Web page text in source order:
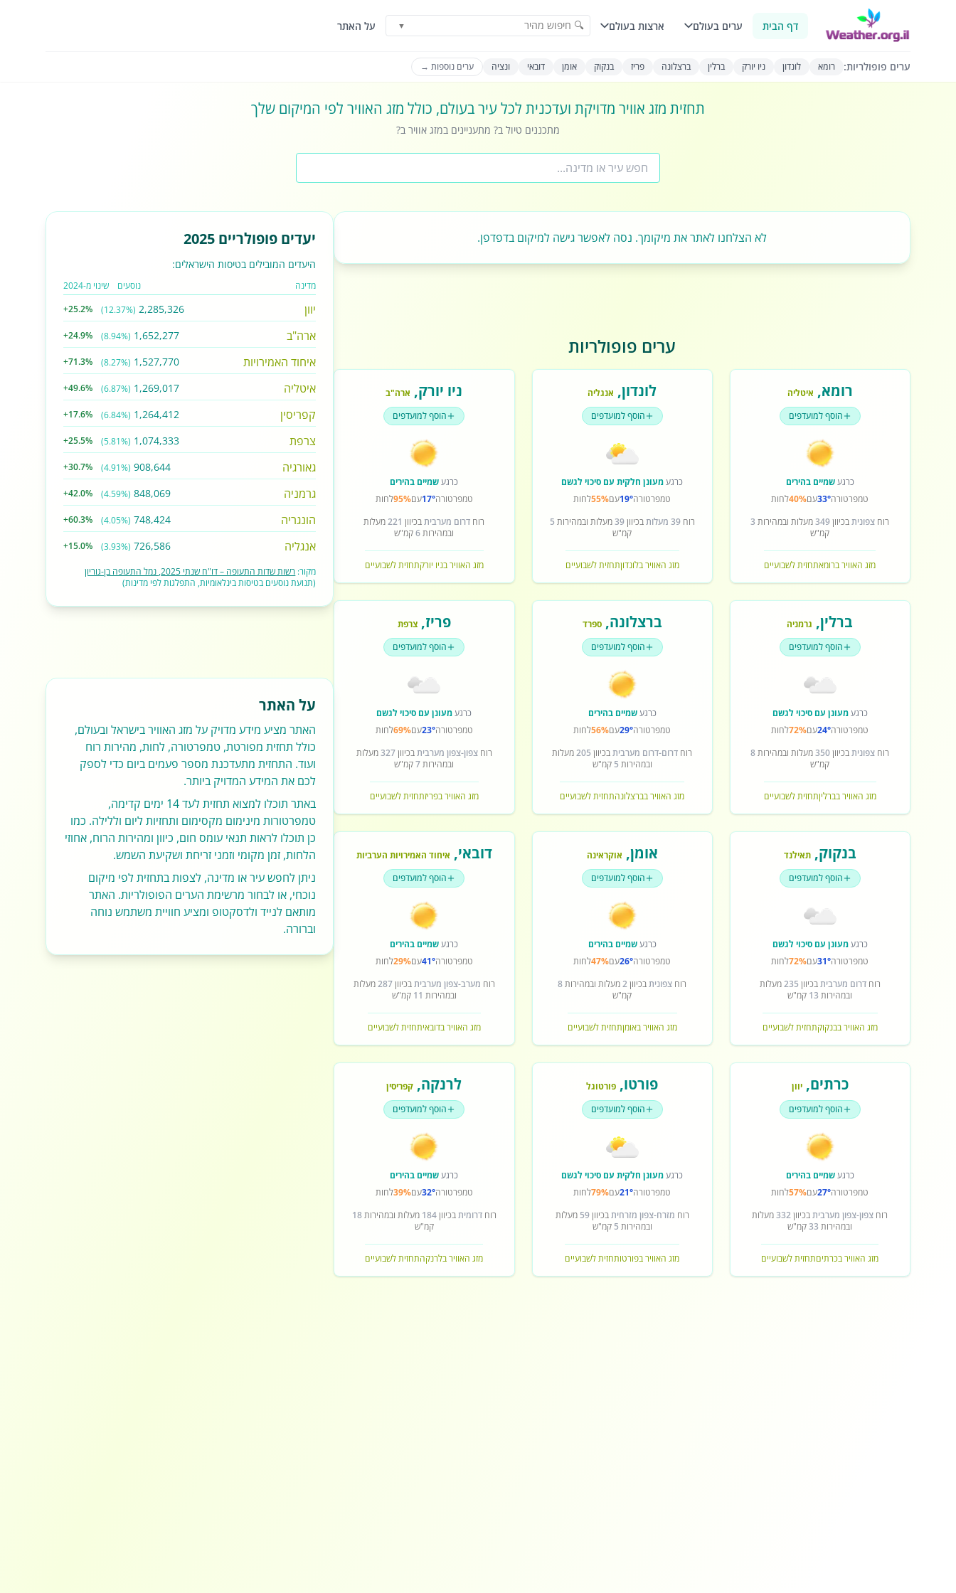
דף הבית ערים בעולם ארצות בעולם 🔍 חיפוש מהיר ▼ על האתר
ערים פופולריות: רומא לונדון ניו יורק ברלין ברצלונה פריז בנקוק אומן דובאי ונציה ערים נוספות →
תחזית מזג אוויר מדויקת ועדכנית לכל עיר בעולם, כולל מזג האוויר לפי המיקום שלך
מתכננים טיול ב? מתעניינים במזג אוויר ב?
לא הצלחנו לאתר את מיקומך. נסה לאפשר גישה למיקום בדפדפן.
ערים פופולריות
רומא, איטליה
הוסף למועדפים
כרגעשמיים בהירים
טמפרטורה33°עם40%לחות
רוח צפוניתבכיוון349מעלות ובמהירות 3
קמ"ש
מזג האוויר ברומאתחזית לשבועיים
לונדון, אנגליה
הוסף למועדפים
כרגעמעונן חלקית עם סיכוי לגשם
טמפרטורה19°עם55%לחות
רוח39 מעלות בכיוון39מעלות ובמהירות 5
קמ"ש
מזג האוויר בלונדוןתחזית לשבועיים
ניו יורק, ארה"ב
הוסף למועדפים
כרגעשמיים בהירים
טמפרטורה17°עם95%לחות
רוח דרום מערביתבכיוון 221מעלות
ובמהירות6קמ"ש
מזג האוויר בניו יורקתחזית לשבועיים
ברלין, גרמניה
הוסף למועדפים
כרגעמעונן עם סיכוי לגשם
טמפרטורה24°עם72%לחות
רוח צפוניתבכיוון350מעלות ובמהירות8
קמ"ש
מזג האוויר בברליןתחזית לשבועיים
ברצלונה,ספרד
הוסף למועדפים
כרגעשמיים בהירים
טמפרטורה29°עם56%לחות
רוח דרום-דרום מערביתבכיוון 205מעלות
ובמהירות 5 קמ"ש
מזג האוויר בברצלונהתחזית לשבועיים
פריז,צרפת
הוסף למועדפים
כרגעמעונן עם סיכוי לגשם
טמפרטורה23°עם69%לחות
רוחצפון-צפון מערביתבכיוון327מעלות
ובמהירות7קמ"ש
מזג האוויר בפריזתחזית לשבועיים
בנקוק,תאילנד
הוסף למועדפים
כרגעמעונן עם סיכוי לגשם
טמפרטורה31°עם72%לחות
רוחדרום מערביתבכיוון 235מעלות
ובמהירות 13 קמ"ש
מזג האוויר בבנקוקתחזית לשבועיים
אומן, אוקראינה
הוסף למועדפים
כרגעשמיים בהירים
טמפרטורה26°עם47%לחות
רוח צפוניתבכיוון2מעלות ובמהירות8
קמ"ש
מזג האוויר באומןתחזית לשבועיים
דובאי, איחוד האמירויות הערביות
הוסף למועדפים
כרגעשמיים בהירים
טמפרטורה41°עם29%לחות
רוח מערב-צפון מערביתבכיוון287מעלות
ובמהירות 11 קמ"ש
מזג האוויר בדובאיתחזית לשבועיים
כרתים,יוון
הוסף למועדפים
כרגעשמיים בהירים
טמפרטורה27°עם57%לחות
רוח צפון-צפון מערביתבכיוון332מעלות
ובמהירות 33קמ"ש
מזג האוויר בכרתיםתחזית לשבועיים
פורטו, פורטוגל
הוסף למועדפים
כרגעמעונן חלקית עם סיכוי לגשם
טמפרטורה21°עם79%לחות
רוח מזרח-צפון מזרחיתבכיוון59 מעלות
ובמהירות 5 קמ"ש
מזג האוויר בפורטותחזית לשבועיים
לרנקה, קפריסין
הוסף למועדפים
כרגעשמיים בהירים
טמפרטורה32°עם39%לחות
רוחדרומיתבכיוון184 מעלות ובמהירות18
קמ"ש
מזג האוויר בלרנקהתחזית לשבועיים
יעדים פופולריים 2025
היעדים המובילים בטיסות הישראלים:
מדינה נוסעים שינוי מ-2024
יוון 2,285,326
(12.37%)
+25.2%
ארה"ב 1,652,277
(8.94%)
+24.9%
איחוד האמירויות 1,527,770
(8.27%)
+71.3%
איטליה 1,269,017
(6.87%)
+49.6%
קפריסין 1,264,412
(6.84%)
+17.6%
צרפת 1,074,333
(5.81%)
+25.5%
גאורגיה 908,644
(4.91%)
+30.7%
גרמניה 848,069
(4.59%)
+42.0%
הונגריה 748,424
(4.05%)
+60.3%
אנגליה 726,586
(3.93%)
+15.0%
מקור: רשות שדות התעופה – דו"ח שנתי 2025, נמל התעופה בן-גוריון
(תנועת נוסעים בטיסות בינלאומיות, התפלגות לפי מדינות)
על האתר
האתר מציע מידע מדויק על מזג האוויר בישראל ובעולם,
כולל תחזית מפורטת, טמפרטורה, לחות, מהירות רוח
ועוד. התחזית מתעדכנת מספר פעמים ביום כדי לספק
לכם את המידע המדויק ביותר.
באתר תוכלו למצוא תחזית לעד 14 ימים קדימה,
טמפרטורות מינימום מקסימום ותחזיות ליום וללילה. כמו
כן תוכלו לראות תנאי עומס חום, כיוון ומהירות הרוח, אחוזי
הלחות, זמן מקומי וזמני זריחת ושקיעת השמש.
ניתן לחפש עיר או מדינה, לצפות בתחזית לפי מיקום
נוכחי, או לבחור מרשימת הערים הפופולריות. האתר
מותאם לנייד ולדסקטופ ומציע חוויית משתמש נוחה
וברורה.